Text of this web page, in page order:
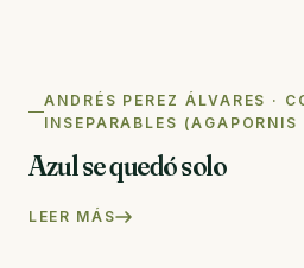
ANDRÉS PEREZ ÁLVARES ·
INSEPARABLES
Azul se quedó solo
LEER MÁS